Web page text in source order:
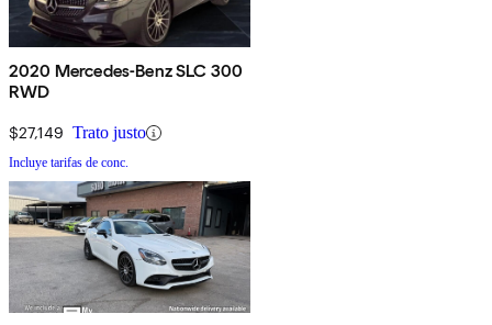
2020 Mercedes-Benz SLC 300
RWD
$27,149 Trato justo
Incluye tarifas de conc.